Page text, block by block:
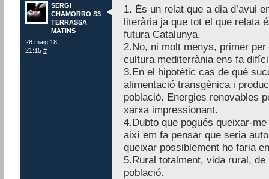
SERGI
CHAMORRO S3
TERRASSA
MATINS
28 maig 18
21:15 #
1. És un relat que a dia d’avui
literària ja que tot el que relata
futura Catalunya.
2.No, ni molt menys, primer
cultura mediterrània ens fa
3.En el hipotètic cas de què
alimentació transgènica i
població. Energies renovables
xarxa impressionant.
4.Dubto que pogués queixar-
així em fa pensar que seria
queixar possiblement ho faria
5.Rural totalment, vida rural,
població.